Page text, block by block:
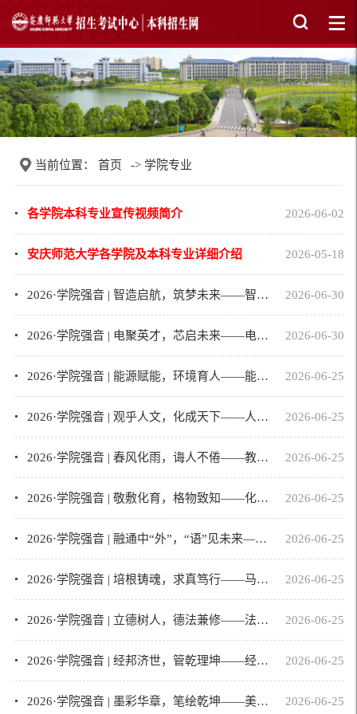
当前位置： 首页 -> 学院专业
2026-06-02
各学院本科专业宣传视频简介
2026-05-18
安庆师范大学各学院及本科专业详细介绍
2026-06-30
2026·学院强音 | 智造启航，筑梦未来——智能制造与机器人学院欢迎你！
2026-06-30
2026·学院强音 | 电聚英才，芯启未来——电子信息与集成电路学院
2026-06-25
2026·学院强音 | 能源赋能，环境育人——能源环境与空间信息工程学院欢迎你！
2026-06-25
2026·学院强音 | 观乎人文，化成天下——人文学院欢迎你
2026-06-25
2026·学院强音 | 春风化雨，诲人不倦——教育科学学院（教师教育学院）欢迎你！
2026-06-25
2026·学院强音 | 敬敷化育，格物致知——化学化工学院欢迎你！
2026-06-25
2026·学院强音 | 融通中“外”，“语”见未来——外国语学院欢迎你！
2026-06-25
2026·学院强音 | 培根铸魂，求真笃行——马克思主义学院欢迎你！
2026-06-25
2026·学院强音 | 立德树人，德法兼修——法学院欢迎你！
2026-06-25
2026·学院强音 | 经邦济世，管乾理坤——经济与管理学院欢迎你！
2026-06-25
2026·学院强音 | 墨彩华章，笔绘乾坤——美术学院欢迎你！